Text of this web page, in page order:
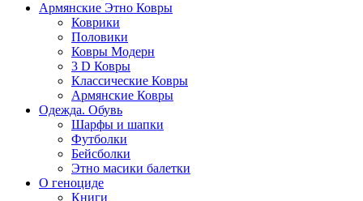
Армянские Этно Ковры
Коврики
Половики
Ковры Модерн
3 D Ковры
Классические Ковры
Армянские Ковры
Одежда. Обувь
Шарфы и шапки
Футболки
Бейсболки
Этно масики балетки
О геноциде
Книги